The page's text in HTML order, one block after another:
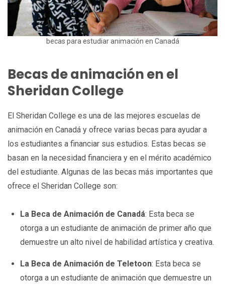
becas para estudiar animación en Canadá
Becas de animación en el
Sheridan College
El Sheridan College es una de las mejores escuelas de
animación en Canadá y ofrece varias becas para ayudar a
los estudiantes a financiar sus estudios. Estas becas se
basan en la necesidad financiera y en el mérito académico
del estudiante. Algunas de las becas más importantes que
ofrece el Sheridan College son:
La Beca de Animación de Canadá: Esta beca se
otorga a un estudiante de animación de primer año que
demuestre un alto nivel de habilidad artística y creativa.
La Beca de Animación de Teletoon: Esta beca se
otorga a un estudiante de animación que demuestre un